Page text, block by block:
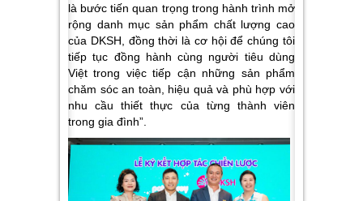
là bước tiến quan trọng trong hành trình mở
rộng danh mục sản phẩm chất lượng cao
của DKSH, đồng thời là cơ hội để chúng tôi
tiếp tục đồng hành cùng người tiêu dùng
Việt trong việc tiếp cận những sản phẩm
chăm sóc an toàn, hiệu quả và phù hợp với
nhu cầu thiết thực của từng thành viên
trong gia đình”.